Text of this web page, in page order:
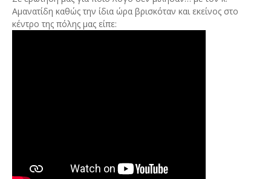
Αμανατίδη καθώς την ίδια ώρα βρισκόταν και εκείνος στο
κέντρο της πόλης μας είπε: